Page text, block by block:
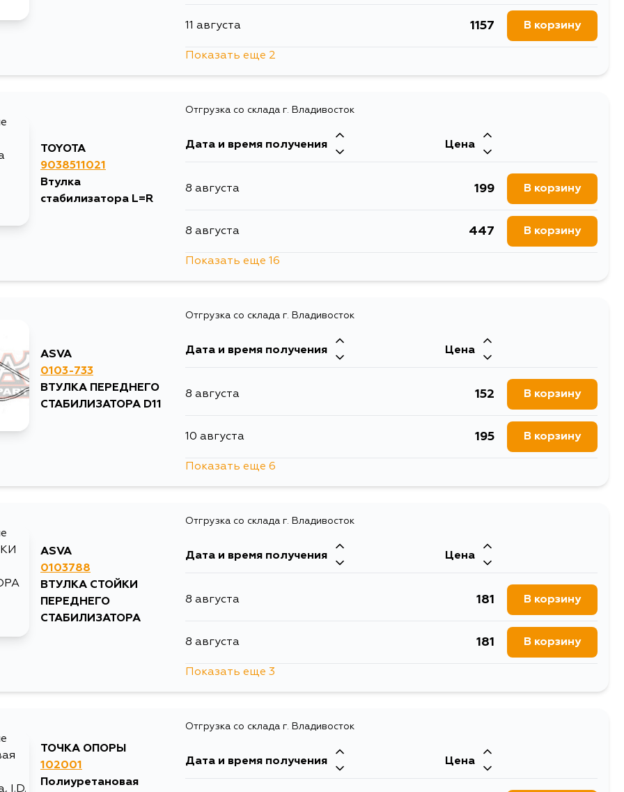
11 августа 1157 В корзину
2 сентября
Показать еще 2
TOYOTA
9038511021
Втулка
стабилизатора L=R
Отгрузка со склада г. Владивосток
Дата и время получения Цена
8 августа 199 В корзину
8 августа 447 В корзину
9 августа
10 августа 443
10 августа 249 В корзину
10 августа 357 В корзину
11 августа 1069 В корзину
13 августа
В корзину
В корзину
Показать еще 16
ASVA
0103-733
ВТУЛКА ПЕРЕДНЕГО
СТАБИЛИЗАТОРА D11
Отгрузка со склада г. Владивосток
Дата и время получения Цена
8 августа 152 В корзину
10 августа 195 В корзину
11 августа
11 августа 982
14 августа 152 В корзину
1 сентября 165 В корзину
4 сентября 152 В корзину
Показать еще 6
ASVA
0103788
ВТУЛКА СТОЙКИ
ПЕРЕДНЕГО
СТАБИЛИЗАТОРА
Отгрузка со склада г. Владивосток
Дата и время получения Цена
8 августа 181 В корзину
8 августа 181 В корзину
10 августа
11 августа 1024
Показать еще 3
ТОЧКА ОПОРЫ
102001
Полиуретановая
Отгрузка со склада г. Владивосток
Дата и время получения Цена